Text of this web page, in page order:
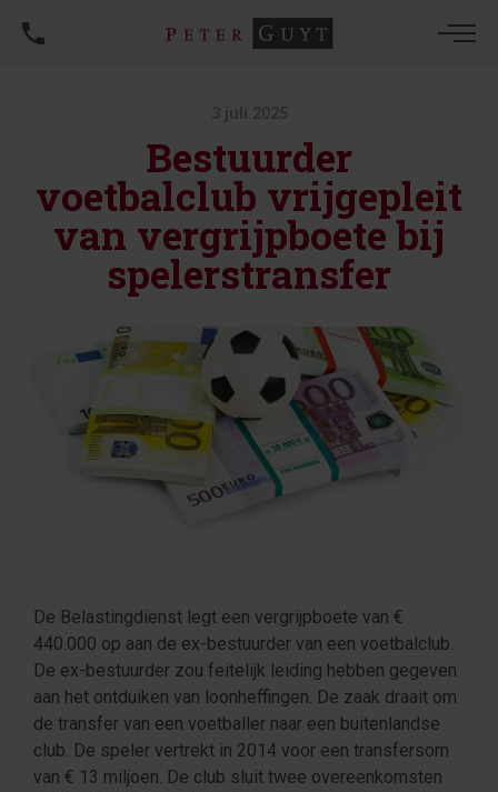
Bestuurder
voetbalclub vrijgepleit
van vergrijpboete bij
spelerstransfer
De Belastingdienst legt een vergrijpboete van €
440.000 op aan de ex-bestuurder van een voetbalclub.
De ex-bestuurder zou feitelijk leiding hebben gegeven
aan het ontduiken van loonheffingen. De zaak draait om
de transfer van een voetballer naar een buitenlandse
club. De speler vertrekt in 2014 voor een transfersom
van € 13 miljoen. De club sluit twee overeenkomsten